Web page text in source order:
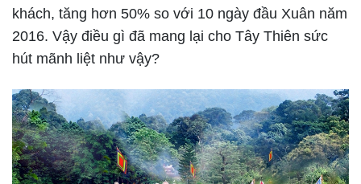
khách, tăng hơn 50% so với 10 ngày đầu Xuân năm
2016. Vậy điều gì đã mang lại cho Tây Thiên sức
hút mãnh liệt như vậy?